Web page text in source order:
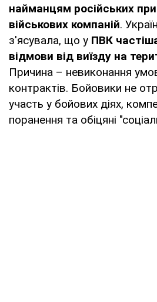
найманцям російських
військових компаній.
з'ясувала, що у ПВК
відмови від виїзду на
Причина – невиконання
контрактів. Бойовики не
участь у бойових діях,
поранення та обіцяні